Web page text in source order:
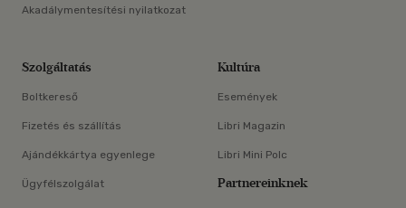
Akadálymentesítési nyilatkozat
Szolgáltatás
Boltkereső
Fizetés és szállítás
Ajándékkártya egyenlege
Ügyfélszolgálat
Kultúra
Események
Libri Magazin
Libri Mini Polc
Partnereinknek